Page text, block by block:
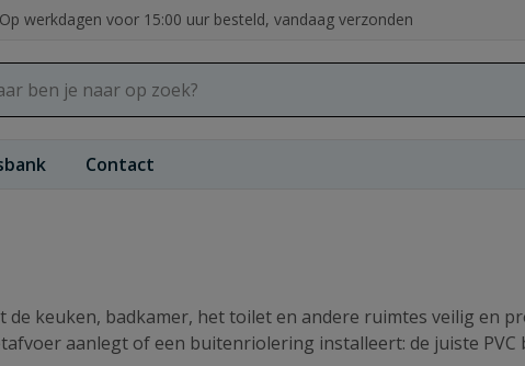
Op werkdagen voor 15:00 uur besteld, vandaag verzonden
Contact
keuken, badkamer, het toilet en andere ruimtes veilig en
aanlegt of een buitenriolering installeert: de juiste